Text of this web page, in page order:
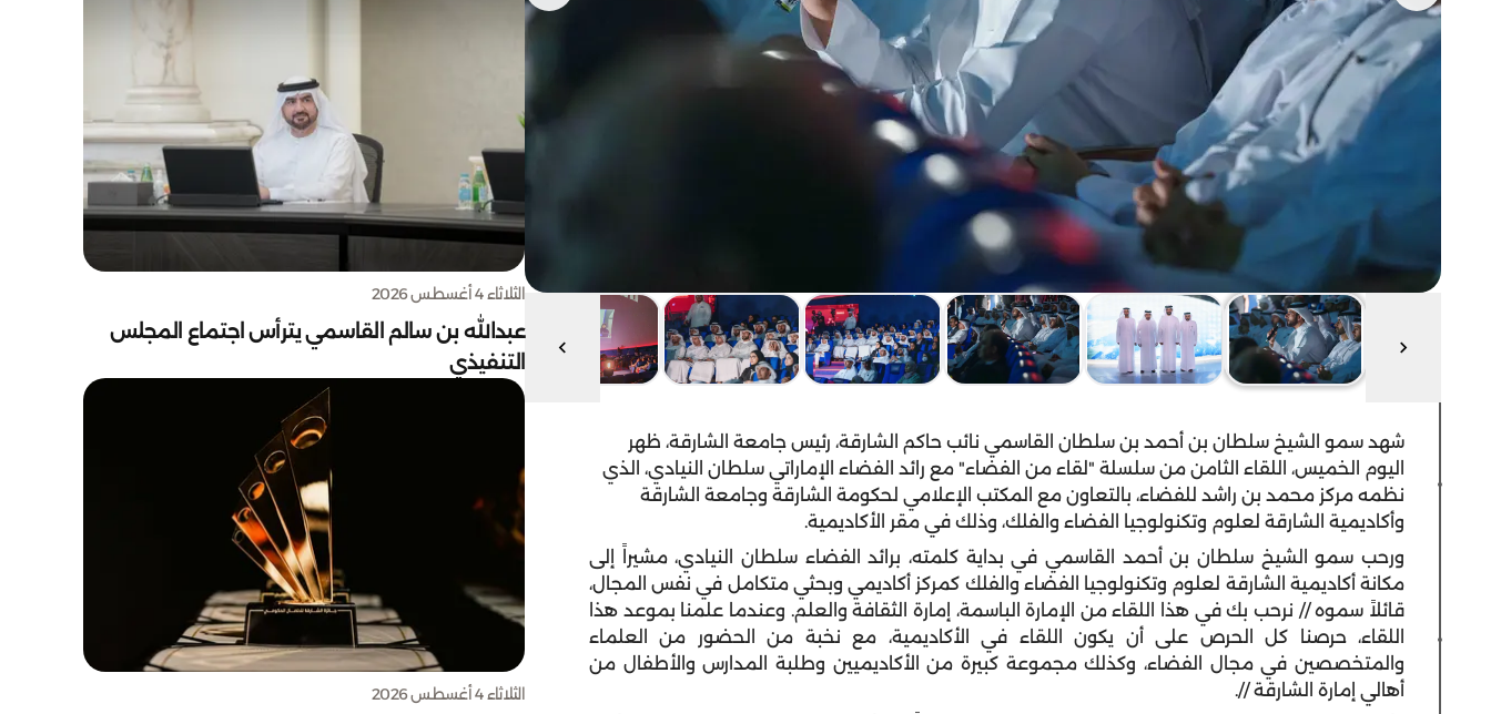
شهد سمو الشيخ سلطان بن أحمد بن سلطان القاسمي نائب حاكم الشارقة، رئيس جامعة الشارقة، ظهر
اليوم الخميس، اللقاء الثامن من سلسلة "لقاء من الفضاء" مع رائد الفضاء الإماراتي سلطان النيادي، الذي
نظمه مركز محمد بن راشد للفضاء، بالتعاون مع المكتب الإعلامي لحكومة الشارقة وجامعة الشارقة
وأكاديمية الشارقة لعلوم وتكنولوجيا الفضاء والفلك، وذلك في مقر الأكاديمية.
ورحب سمو الشيخ سلطان بن أحمد القاسمي في بداية كلمته، برائد الفضاء سلطان النيادي، مشيراً إلى
مكانة أكاديمية الشارقة لعلوم وتكنولوجيا الفضاء والفلك كمركز أكاديمي وبحثي متكامل في نفس المجال،
قائلاً سموه // نرحب بك في هذا اللقاء من الإمارة الباسمة، إمارة الثقافة والعلم. وعندما علمنا بموعد هذا
اللقاء، حرصنا كل الحرص على أن يكون اللقاء في الأكاديمية، مع نخبة من الحضور من العلماء
والمتخصصين في مجال الفضاء، وكذلك مجموعة كبيرة من الأكاديميين وطلبة المدارس والأطفال من
أهالي إمارة الشارقة //.
الثلاثاء 4 أغسطس 2026
عبدالله بن سالم القاسمي يترأس اجتماع المجلس
التنفيذي
الثلاثاء 4 أغسطس 2026